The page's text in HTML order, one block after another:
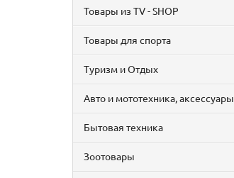
Товары из TV - SHOP
Товары для спорта
Туризм и Отдых
Авто и мототехника, аксессуары
Бытовая техника
Зоотовары